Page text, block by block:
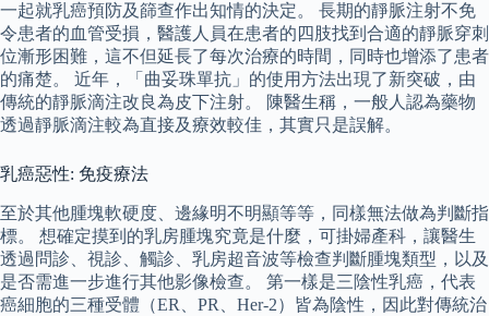
一起就乳癌預防及篩查作出知情的決定。 長期的靜脈注射不免
令患者的血管受損，醫護人員在患者的四肢找到合適的靜脈穿刺
位漸形困難，這不但延長了每次治療的時間，同時也增添了患者
的痛楚。 近年，「曲妥珠單抗」的使用方法出現了新突破，由
傳統的靜脈滴注改良為皮下注射。 陳醫生稱，一般人認為藥物
透過靜脈滴注較為直接及療效較佳，其實只是誤解。
乳癌惡性: 免疫療法
至於其他腫塊軟硬度、邊緣明不明顯等等，同樣無法做為判斷指
標。 想確定摸到的乳房腫塊究竟是什麼，可掛婦產科，讓醫生
透過問診、視診、觸診、乳房超音波等檢查判斷腫塊類型，以及
是否需進一步進行其他影像檢查。 第一樣是三陰性乳癌，代表
癌細胞的三種受體（ER、PR、Her-2）皆為陰性，因此對傳統治